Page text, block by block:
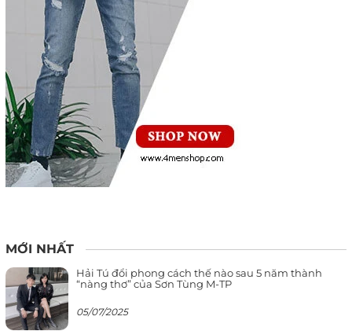
MỚI NHẤT
Hải Tú đổi phong cách thế nào sau 5 năm thành
“nàng thơ” của Sơn Tùng M-TP
05/07/2025